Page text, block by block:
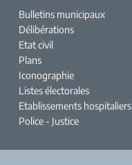
Bulletins municipaux
Délibérations
Etat civil
Plans
Iconographie
Listes électorales
Etablissements hospitaliers
Police - Justice